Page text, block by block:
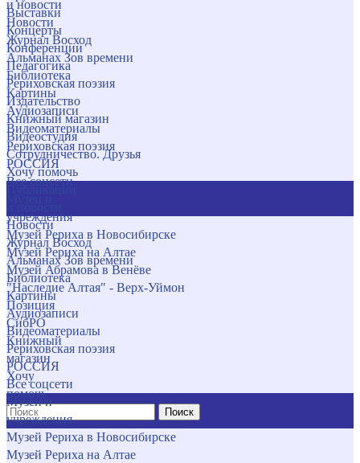
и новости
Новости
Журнал Восход
Альманах Зов времени
Библиотека
Картины
Аудиозаписи
Видеоматериалы
Рериховская поэзия
РОССИЯ
Все соцсети
учреждения
Музей Рериха в Новосибирске
Музей Рериха на Алтае
Музей Абрамова в Венёве
"Наследие Алтая" - Верх-Уймон
Позиция
СибРО
Книжный
магазин
Хочу
помочь
Поиск
Выставки
Концерты
Конференции
Педагогика
Рериховская поэзия
Издательство
Книжный магазин
Видеостудия
Сотрудничество. Друзья
Хочу помочь
Новости
Журнал Восход
Альманах Зов времени
Библиотека
Картины
Аудиозаписи
Видеоматериалы
Рериховская поэзия
РОССИЯ
Все соцсети
Музеи и
учреждения
Музей Рериха в Новосибирске
Музей Рериха на Алтае